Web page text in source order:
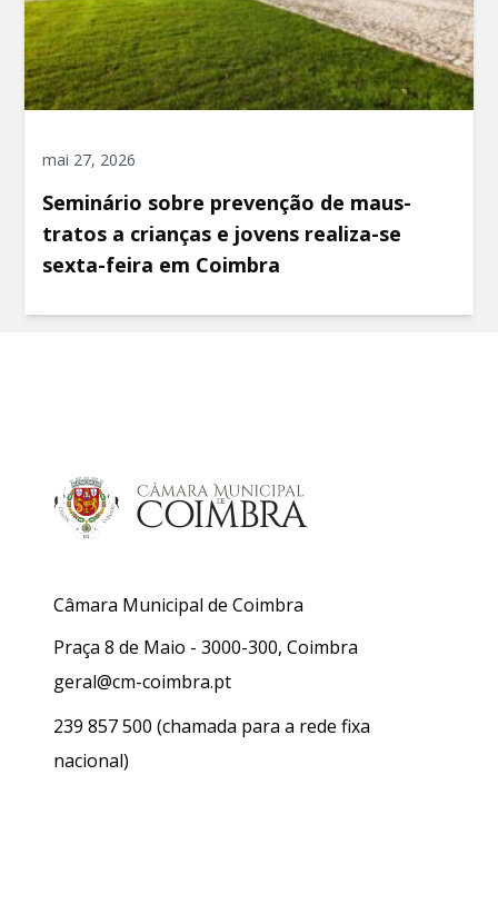
mai 27, 2026
Seminário sobre prevenção de maus-
tratos a crianças e jovens realiza-se
sexta-feira em Coimbra
Câmara Municipal de Coimbra
Praça 8 de Maio - 3000-300, Coimbra
geral@cm-coimbra.pt
239 857 500 (chamada para a rede fixa
nacional)